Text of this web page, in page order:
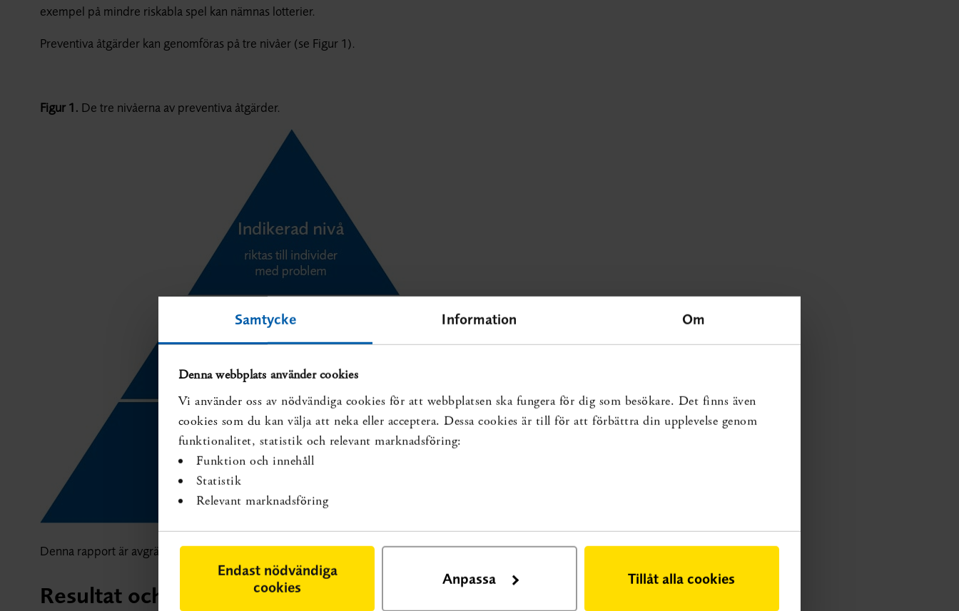
Samtycke Information Om
Denna webbplats använder cookies
Vi använder oss av nödvändiga cookies för att webbplatsen ska fungera för dig som besökare. Det finns även
cookies som du kan välja att neka eller acceptera. Dessa cookies är till för att förbättra din upplevelse genom
funktionalitet, statistik och relevant marknadsföring:
Funktion och innehåll
Statistik
Relevant marknadsföring
Endast nödvändiga
cookies
Anpassa Tillåt alla cookies
exempel på mindre riskabla spel kan nämnas lotterier.
Preventiva åtgärder kan genomföras på tre nivåer (se Figur 1).
Figur 1. De tre nivåerna av preventiva åtgärder.
Denna rapport är avgränsad till universell och selektiv prevention.
Resultat och diskussion